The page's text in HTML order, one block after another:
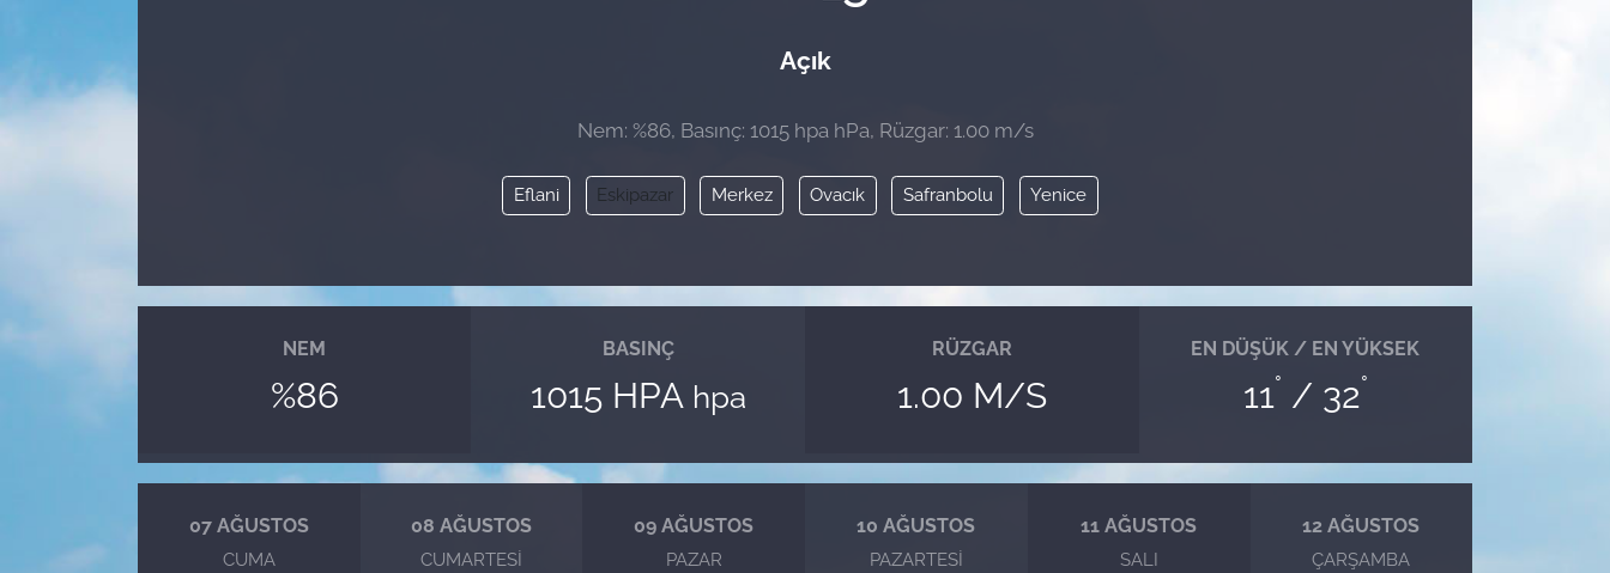
Açık
Nem: %86, Basınç: 1015 hpa hPa, Rüzgar: 1.00 m/s
Eflani Eskipazar Merkez Ovacık Safranbolu Yenice
NEM
%86
BASINÇ
1015 HPA hpa
RÜZGAR
1.00 M/S
EN DÜŞÜK / EN YÜKSEK
11° / 32°
07 AĞUSTOS
CUMA
08 AĞUSTOS
CUMARTESI
09 AĞUSTOS
PAZAR
10 AĞUSTOS
PAZARTESI
11 AĞUSTOS
SALI
12 AĞUSTOS
ÇARŞAMBA